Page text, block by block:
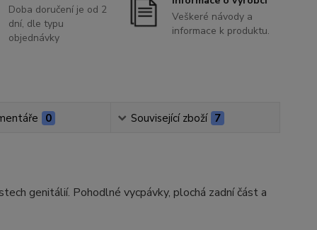
Doba doručení je od 2
dní, dle typu
objednávky
Veškeré návody a
informace k produktu.
0 Související zboží 7
genitálií. Pohodlné vycpávky, plochá zadní část a